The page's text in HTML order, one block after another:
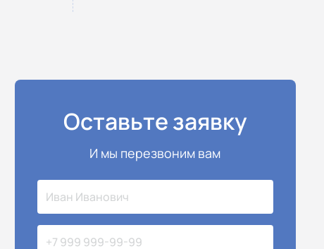
Оставьте заявку
И мы перезвоним вам